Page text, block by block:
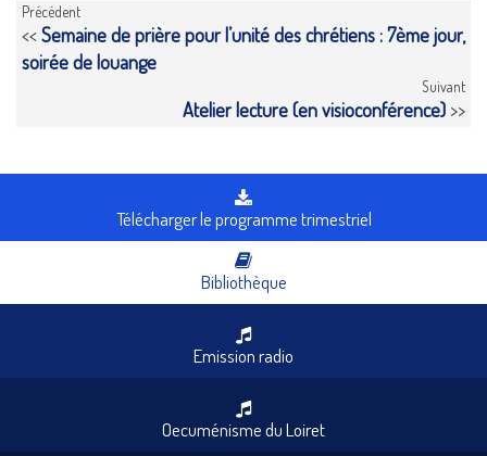
Précédent
<<Semaine de prière pour l’unité des chrétiens : 7ème jour,
soirée de louange
Suivant
Atelier lecture (en visioconférence) >>
Télécharger le programme trimestriel
Bibliothèque
Emission radio
Oecuménisme du Loiret